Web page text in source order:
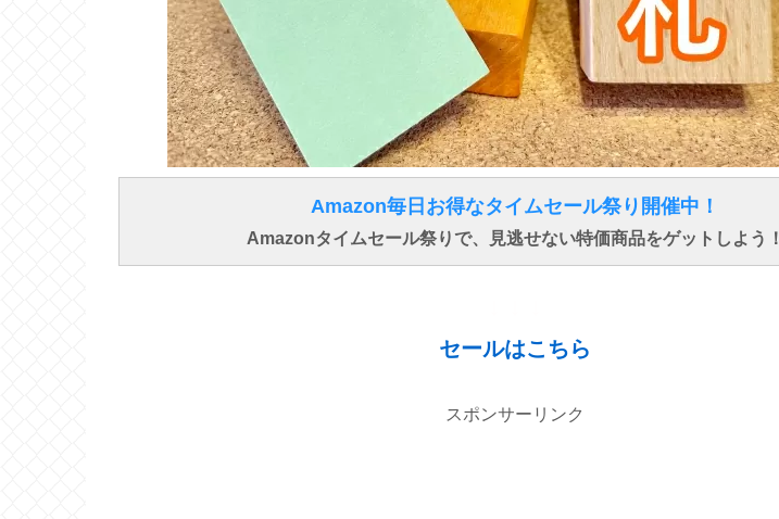
Amazon毎日お得なタイムセール祭り開催中！
Amazonタイムセール祭りで、見逃せない特価商品をゲットしよう！
セールはこちら
スポンサーリンク